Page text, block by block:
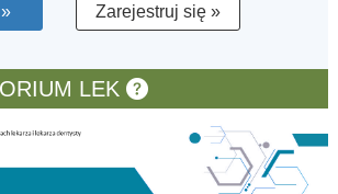
Zarejestruj się »
LEK